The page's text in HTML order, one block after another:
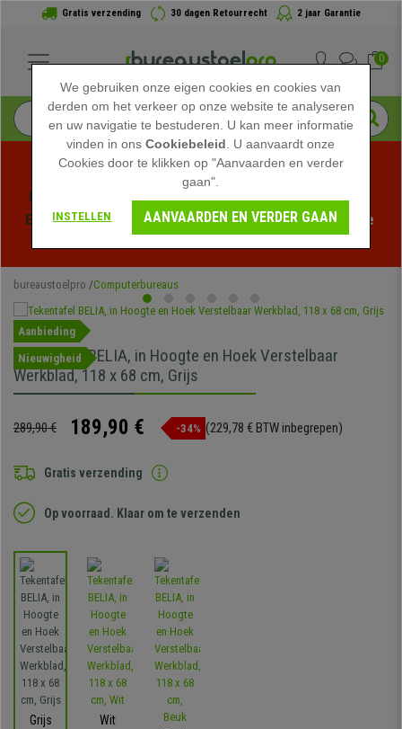
Gratis verzending 30 dagen Retourrecht 2 jaar Garantie
0
Profiteer van de Zomeruitverkoop bij bureaustoelpro!
Exclusieve kortingen voor een beperkte tijd - Bekijk de
bureaustoelpro Computerbureaus
Aanbieding
Nieuwigheid
Tekentafel BELIA, in Hoogte en Hoek Verstelbaar
Werkblad, 118 x 68 cm, Grijs
289,90 € 189,90 € -34% (229,78 € BTW inbegrepen)
Gratis verzending
Op voorraad. Klaar om te verzenden
Grijs
Wit
We gebruiken onze eigen cookies en cookies van
derden om het verkeer op onze website te analyseren
en uw navigatie te bestuderen. U kan meer informatie
vinden in onsCookiebeleid . U aanvaardt onze
Cookies door te klikken op "Aanvaarden en verder
gaan".
INSTELLEN AANVAARDEN EN VERDER GAAN